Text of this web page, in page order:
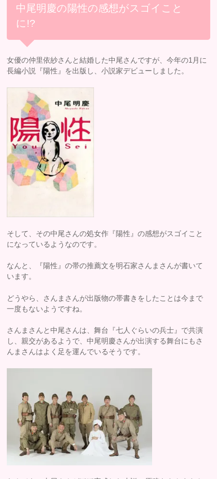
中尾明慶の陽性の感想がスゴイこと
に!?
女優の仲里依紗さんと結婚した中尾さんですが、今年の1月に
長編小説『陽性』を出版し、小説家デビューしました。
そして、その中尾さんの処女作『陽性』の感想がスゴイこと
になっているようなのです。
なんと、『陽性』の帯の推薦文を明石家さんまさんが書いて
います。
どうやら、さんまさんが出版物の帯書きをしたことは今まで
一度もないようですね。
さんまさんと中尾さんは、舞台『七人ぐらいの兵士』で共演
し、親交があるようで、中尾明慶さんが出演する舞台にもさ
んまさんはよく足を運んでいるそうです。